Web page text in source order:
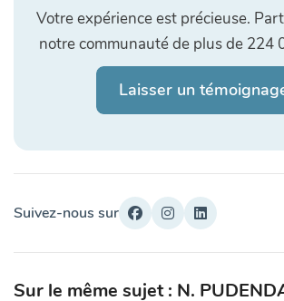
Votre expérience est précieuse.
notre communauté de plus de 224
Laisser un
Suivez-nous sur
Sur le même sujet : N.